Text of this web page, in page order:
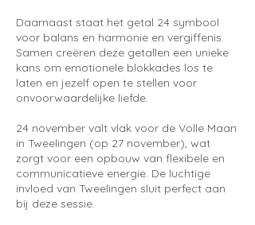
​Daarnaast staat het getal 24 symbool
voor balans en harmonie en vergiffenis.
Samen creëren deze getallen een unieke
kans om emotionele blokkades los te
laten en jezelf open te stellen voor
onvoorwaardelijke liefde.
24 november valt vlak voor de Volle Maan
in Tweelingen (op 27 november), wat
zorgt voor een opbouw van flexibele en
communicatieve energie. De luchtige
invloed van Tweelingen sluit perfect aan
bij deze sessie.